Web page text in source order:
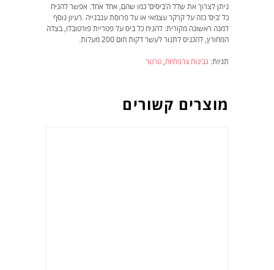
ניתן לצרוך את שלל ה’ביסים’ כמו שהם, אחד אחד. אפשר להניח
כל ‘ביס’ כזה על קרקר עצמאי או על פרוסת עגבנייה .רעיון נוסף
למנה ראשונה מקורית: להניח כל ביס על פטריית פורטובלו, בצדה
המחורץ, להכניס לתנור לעשר דקות חום 200 מעלות.
תגיות: גבינות צרפתיות, טרטר
מוצרים קשורים